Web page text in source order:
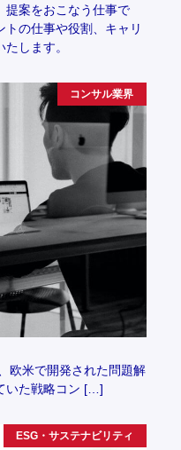
提案をおこなう仕事で
の仕事や役割、キャリ
します。
コンサル業界
欧米で開発された問題解
いた戦略コン […]
ESG・サステナビリティ